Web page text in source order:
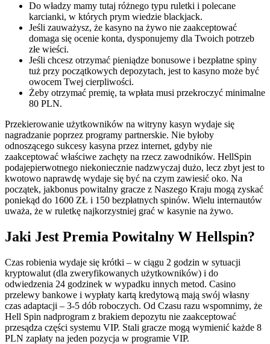
Do władzy mamy tutaj różnego typu ruletki i polecane
karcianki, w których prym wiedzie blackjack.
Jeśli zauważysz, że kasyno na żywo nie zaakceptować
domaga się ocenie konta, dysponujemy dla Twoich potrzeb
złe wieści.
Jeśli chcesz otrzymać pieniądze bonusowe i bezpłatne spiny
tuż przy początkowych depozytach, jest to kasyno może być
owocem Twej cierpliwości.
Żeby otrzymać premię, ta wpłata musi przekroczyć minimalne
80 PLN.
Przekierowanie użytkowników na witryny kasyn wydaje się
nagradzanie poprzez programy partnerskie. Nie byłoby
odnoszącego sukcesy kasyna przez internet, gdyby nie
zaakceptować właściwe zachęty na rzecz zawodników. HellSpin
podajepierwotnego niekoniecznie nadzwyczaj dużo, lecz zbyt jest to
kwotowo naprawdę wydaje się być na czym zawiesić oko. Na
początek, jakbonus powitalny gracze z Naszego Kraju mogą zyskać
poniekąd do 1600 ZŁ i 150 bezpłatnych spinów. Wielu internautów
uważa, że w ruletkę najkorzystniej grać w kasynie na żywo.
Jaki Jest Premia Powitalny W Hellspin?
Czas robienia wydaje się krótki – w ciągu 2 godzin w sytuacji
kryptowalut (dla zweryfikowanych użytkowników) i do
odwiedzenia 24 godzinek w wypadku innych metod. Casino
przelewy bankowe i wypłaty kartą kredytową mają swój własny
czas adaptacji – 3-5 dób roboczych. Od Czasu razu wspomnimy, że
Hell Spin nadprogram z brakiem depozytu nie zaakceptować
przesądza części systemu VIP. Stali gracze mogą wymienić każde 8
PLN zapłaty na jeden pozycja w programie VIP.